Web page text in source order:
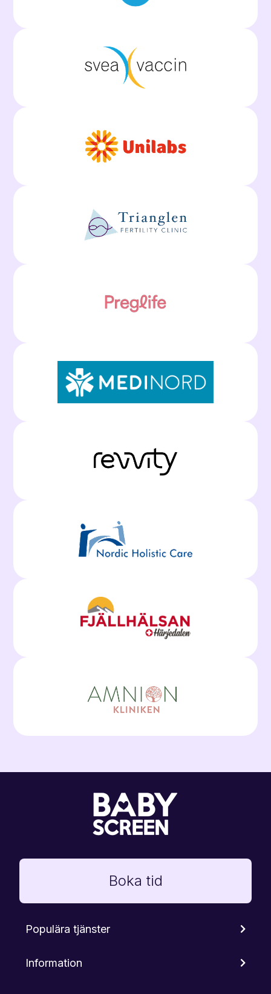
Boka tid
Populära tjänster
Information